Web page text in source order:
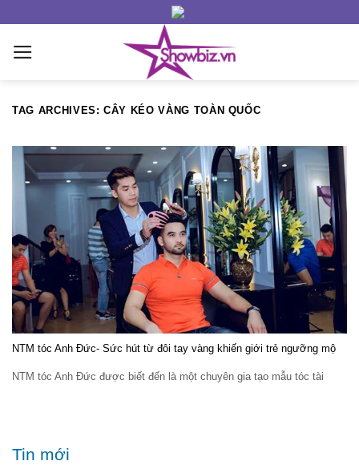
content
TAG ARCHIVES:CÂY KÉO VÀNG TOÀN QUỐC
NTM tóc Anh Đức- Sức hút từ đôi tay vàng khiến giới trẻ ngưỡng mộ
NTM tóc Anh Đức được biết đến là một chuyên gia tạo mẫu tóc tài
Tin mới